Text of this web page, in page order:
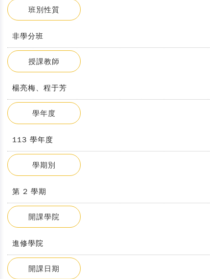
班別性質
非學分班
授課教師
楊亮梅、程于芳
學年度
113 學年度
學期別
第 2 學期
開課學院
進修學院
開課日期